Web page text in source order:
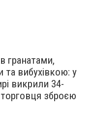
гранатами,
та вибухівкою: у
викрили 34-
торговця зброєю